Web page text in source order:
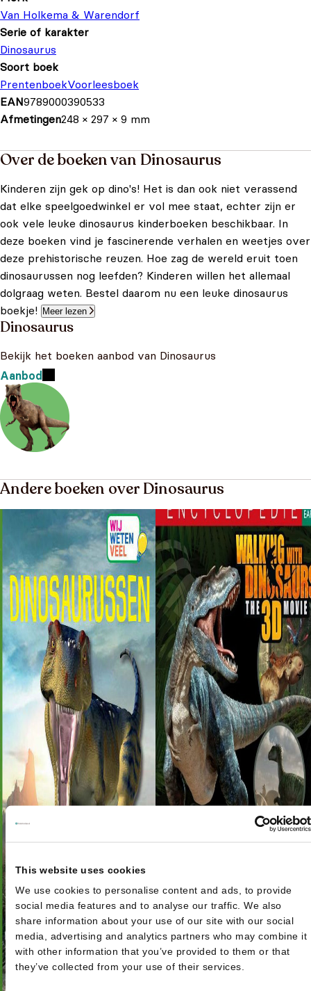
This website uses cookies
We use cookies to personalise content and ads, to provide
social media features and to analyse our traffic. We also
share information about your use of our site with our social
media, advertising and analytics partners who may combine it
with other information that you’ve provided to them or that
they’ve collected from your use of their services.
Van Holkema & Warendorf
Serie of karakter
Dinosaurus
Soort boek
PrentenboekVoorleesboek
EAN9789000390533
Afmetingen248 × 297 × 9 mm
Over de boeken van Dinosaurus
Kinderen zijn gek op dino's! Het is dan ook niet verassend
dat elke speelgoedwinkel er vol mee staat, echter zijn er
ook vele leuke dinosaurus kinderboeken beschikbaar. In
deze boeken vind je fascinerende verhalen en weetjes over
deze prehistorische reuzen. Hoe zag de wereld eruit toen
dinosaurussen nog leefden? Kinderen willen het allemaal
dolgraag weten. Bestel daarom nu een leuke dinosaurus
boekje!
Meer lezen
Dinosaurus
Bekijk het boeken aanbod van Dinosaurus
Aanbod
Andere boeken over Dinosaurus